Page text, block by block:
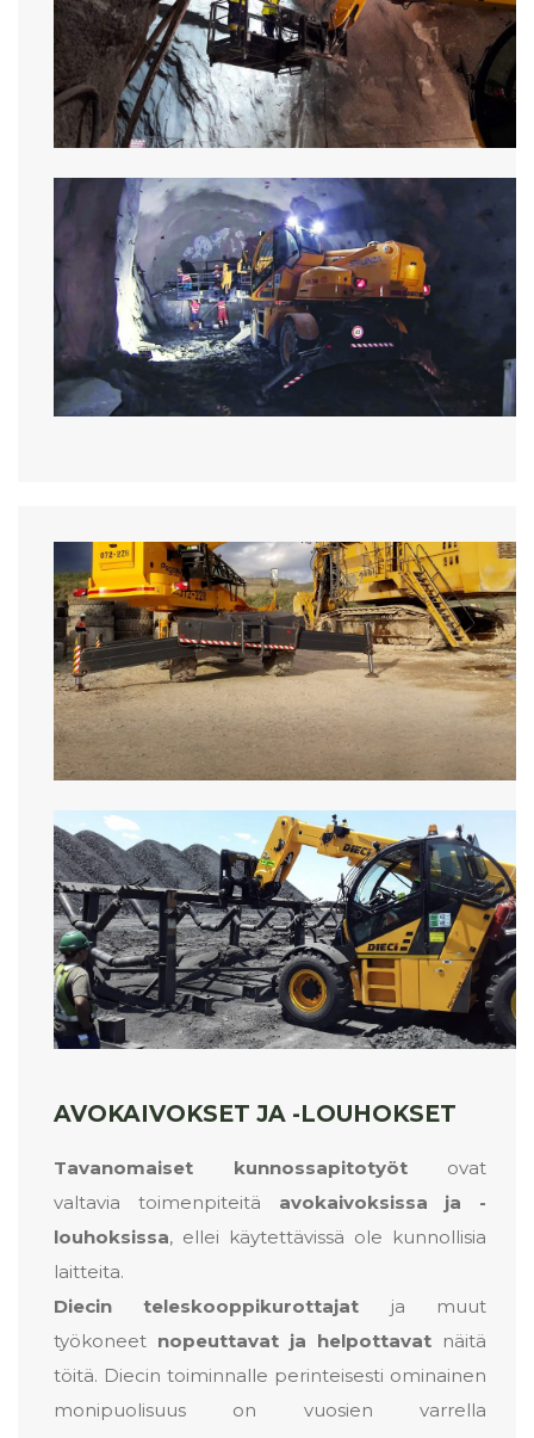
AVOKAIVOKSET JA -LOUHOKSET
Tavanomaiset kunnossapitotyötovat
valtavia toimenpiteitä avokaivoksissa ja -
louhoksissa, ellei käytettävissä ole kunnollisia
laitteita.
Diecin
teleskooppikurottajat ja muut
työkoneet nopeuttavat ja helpottavat näitä
töitä. Diecin toiminnalle perinteisesti ominainen
monipuolisuus on vuosien varrella